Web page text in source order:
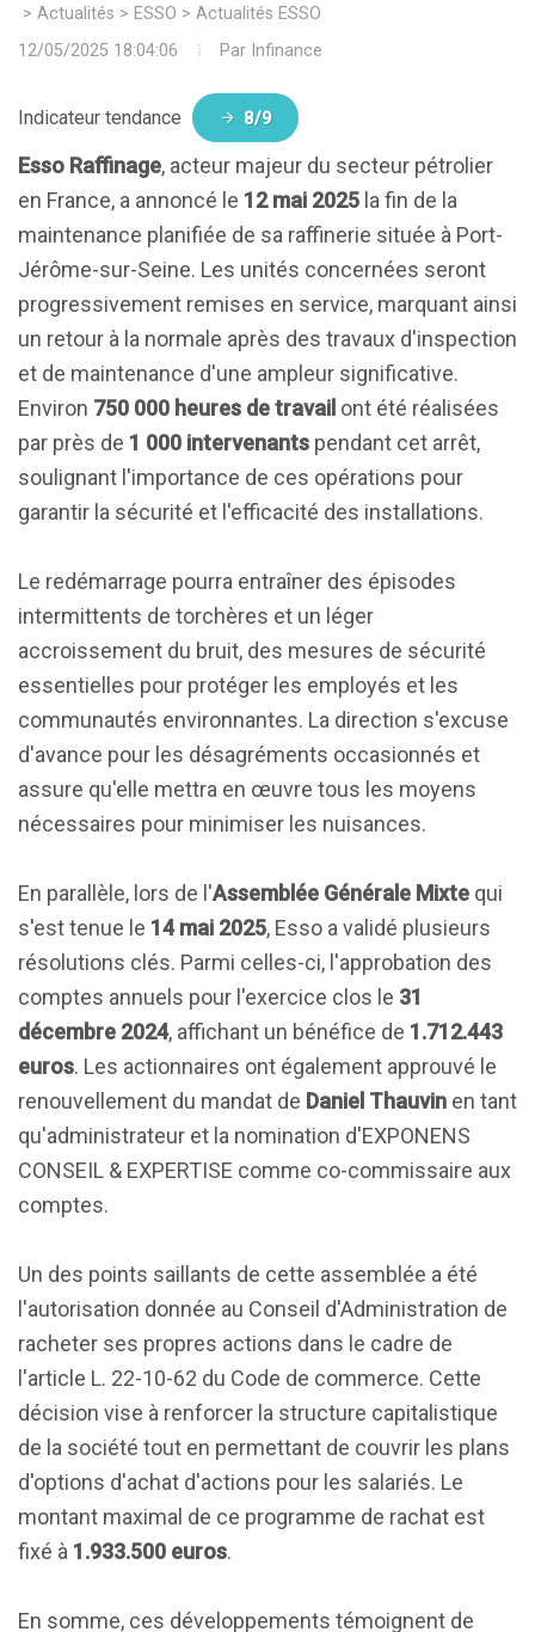
> Actualités > ESSO > Actualités ESSO
12/05/2025 18:04:06
Par Infinance
Indicateur tendance 8/9
Esso Raffinage, acteur majeur du secteur pétrolier
en France, a annoncé le 12 mai 2025 la fin de la
maintenance planifiée de sa raffinerie située à Port-
Jérôme-sur-Seine. Les unités concernées seront
progressivement remises en service, marquant ainsi
un retour à la normale après des travaux d'inspection
et de maintenance d'une ampleur significative.
Environ 750 000 heures de travail ont été réalisées
par près de 1 000 intervenants pendant cet arrêt,
soulignant l'importance de ces opérations pour
garantir la sécurité et l'efficacité des installations.
Le redémarrage pourra entraîner des épisodes
intermittents de torchères et un léger
accroissement du bruit, des mesures de sécurité
essentielles pour protéger les employés et les
communautés environnantes. La direction s'excuse
d'avance pour les désagréments occasionnés et
assure qu'elle mettra en œuvre tous les moyens
nécessaires pour minimiser les nuisances.
En parallèle, lors de l'Assemblée Générale Mixte qui
s'est tenue le 14 mai 2025, Esso a validé plusieurs
résolutions clés. Parmi celles-ci, l'approbation des
comptes annuels pour l'exercice clos le 31
décembre 2024, affichant un bénéfice de 1.712.443
euros. Les actionnaires ont également approuvé le
renouvellement du mandat de Daniel Thauvin en tant
qu'administrateur et la nomination d'EXPONENS
CONSEIL & EXPERTISE comme co-commissaire aux
comptes.
Un des points saillants de cette assemblée a été
l'autorisation donnée au Conseil d'Administration de
racheter ses propres actions dans le cadre de
l'article L. 22-10-62 du Code de commerce. Cette
décision vise à renforcer la structure capitalistique
de la société tout en permettant de couvrir les plans
d'options d'achat d'actions pour les salariés. Le
montant maximal de ce programme de rachat est
fixé à 1.933.500 euros.
En somme, ces développements témoignent de